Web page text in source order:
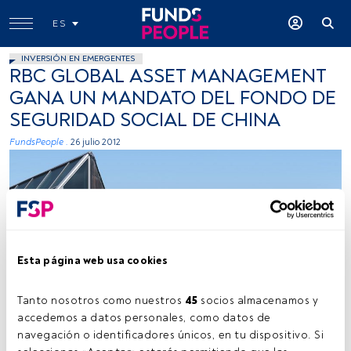
Esta página web usa cookies
Tanto nosotros como nuestros 45 socios almacenamos y
accedemos a datos personales, como datos de
navegación o identificadores únicos, en tu dispositivo. Si
ES
INVERSIÓN EN EMERGENTES
RBC GLOBAL ASSET MANAGEMENT
GANA UN MANDATO DEL FONDO DE
SEGURIDAD SOCIAL DE CHINA
FundsPeople . 26 julio 2012
Tiempo lectura: 20 s.